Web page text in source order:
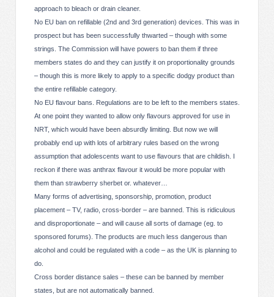
approach to bleach or drain cleaner.
No EU ban on refillable (2nd and 3rd generation) devices. This was in
prospect but has been successfully thwarted – though with some
strings. The Commission will have powers to ban them if three
members states do and they can justify it on proportionality grounds
– though this is more likely to apply to a specific dodgy product than
the entire refillable category.
No EU flavour bans. Regulations are to be left to the members states.
At one point they wanted to allow only flavours approved for use in
NRT, which would have been absurdly limiting. But now we will
probably end up with lots of arbitrary rules based on the wrong
assumption that adolescents want to use flavours that are childish. I
reckon if there was anthrax flavour it would be more popular with
them than strawberry sherbet or. whatever…
Many forms of advertising, sponsorship, promotion, product
placement – TV, radio, cross-border – are banned. This is ridiculous
and disproportionate – and will cause all sorts of damage (eg. to
sponsored forums). The products are much less dangerous than
alcohol and could be regulated with a code – as the UK is planning to
do.
Cross border distance sales – these can be banned by member
states, but are not automatically banned.